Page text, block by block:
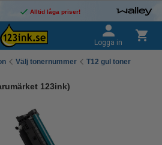
Alltid låga priser!
Logga in
Välj tonernummer T12 gul toner
123ink)